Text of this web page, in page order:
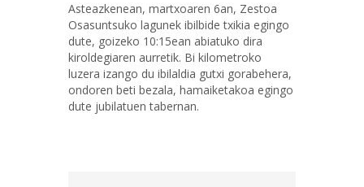
Asteazkenean, martxoaren 6an, Zestoa
Osasuntsuko lagunek ibilbide txikia egingo
dute, goizeko 10:15ean abiatuko dira
kiroldegiaren aurretik. Bi kilometroko
luzera izango du ibilaldia gutxi gorabehera,
ondoren beti bezala, hamaiketakoa egingo
dute jubilatuen tabernan.